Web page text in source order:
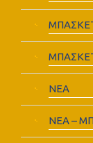
ΝΕΑ
ΝΕΑ –